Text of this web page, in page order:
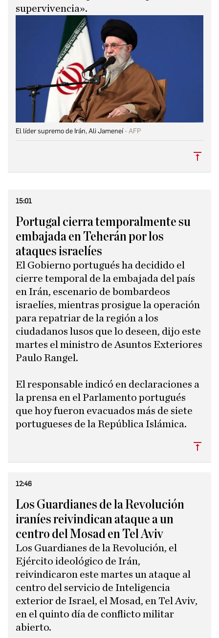
supervivencia».
El líder supremo de Irán, Ali Jameneí AFP
15:01
Portugal cierra temporalmente su
embajada en Teherán por los
ataques israelíes
El Gobierno portugués ha decidido el
cierre temporal de la embajada del país
en Irán, escenario de bombardeos
israelíes, mientras prosigue la operación
para repatriar de la región a los
ciudadanos lusos que lo deseen, dijo este
martes el ministro de Asuntos Exteriores
Paulo Rangel.
El responsable indicó en declaraciones a
la prensa en el Parlamento portugués
que hoy fueron evacuados más de siete
portugueses de la República Islámica.
12:46
Los Guardianes de la Revolución
iraníes reivindican ataque a un
centro del Mosad en Tel Aviv
Los Guardianes de la Revolución, el
Ejército ideológico de Irán,
reivindicaron este martes un ataque al
centro del servicio de Inteligencia
exterior de Israel, el Mosad, en Tel Aviv,
en el quinto día de conflicto militar
abierto.